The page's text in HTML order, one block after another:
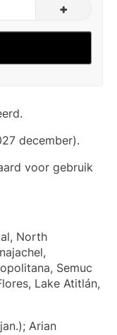
+
december).
voor gebruik
North
Semuc
Lake Atitlán,
Arian